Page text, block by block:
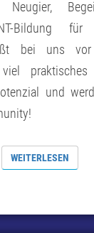
Neugier,
Bildung
bei uns
praktisches
und
WEITERLESEN